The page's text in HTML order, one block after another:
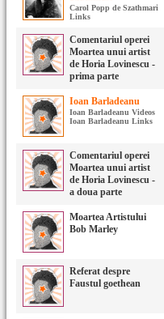
Carol Popp de Szathmari
Links
Comentariul operei
Moartea unui artist
de Horia Lovinescu -
prima parte
Ioan Barladeanu
Ioan Barladeanu Videos
Ioan Barladeanu Links
Comentariul operei
Moartea unui artist
de Horia Lovinescu -
a doua parte
Moartea Artistului
Bob Marley
Referat despre
Faustul goethean